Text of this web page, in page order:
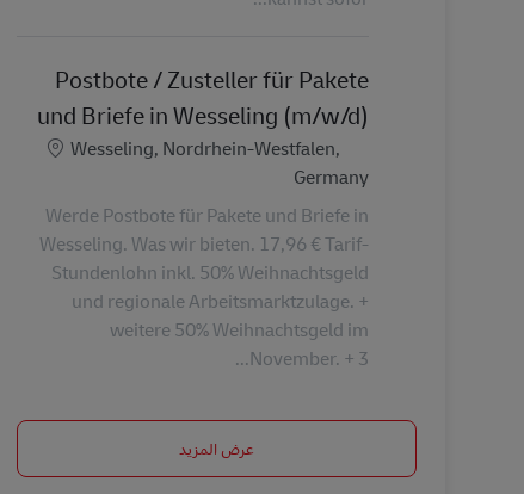
Postbote / Zusteller für Pakete
und Briefe in Wesseling (m/w/d)
الموقع
Wesseling, Nordrhein-Westfalen,
Germany
Werde Postbote für Pakete und Briefe in
Wesseling. Was wir bieten. 17,96 € Tarif-
Stundenlohn inkl. 50% Weihnachtsgeld
und regionale Arbeitsmarktzulage. +
weitere 50% Weihnachtsgeld im
November. + 3...
عرض المزيد